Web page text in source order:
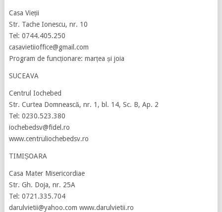
Casa Vieții
Str. Tache Ionescu, nr. 10
Tel: 0744.405.250
casavietiioffice@gmail.com
Program de funcționare: marțea și joia
SUCEAVA
Centrul Iochebed
Str. Curtea Domnească, nr. 1, bl. 14, Sc. B, Ap. 2
Tel: 0230.523.380
iochebedsv@fidel.ro
www.centruliochebedsv.ro
TIMIȘOARA
Casa Mater Misericordiae
Str. Gh. Doja, nr. 25A
Tel: 0721.335.704
darulvietii@yahoo.com www.darulvietii.ro